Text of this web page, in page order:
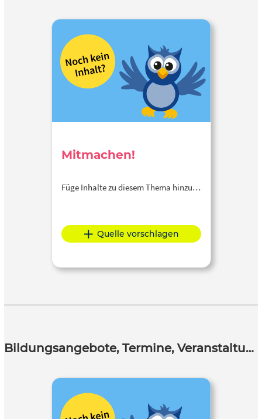
Mitmachen!
Füge Inhalte zu diesem Thema hinzu…
Quelle vorschlagen
Bildungsangebote, Termine, Veranstaltungen